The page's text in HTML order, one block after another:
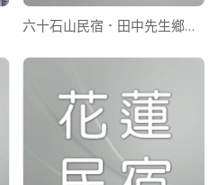
六十石山民宿．田中先生鄉村民宿